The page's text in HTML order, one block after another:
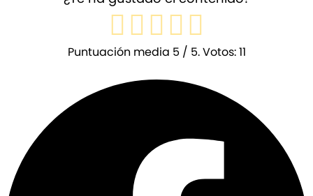
Puntuación media 5 / 5. Votos:11